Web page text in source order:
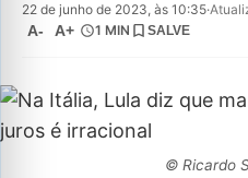
22 de junho de 2023, às 10:35·
A- A+ 1 MIN SALVE
© Ricardo